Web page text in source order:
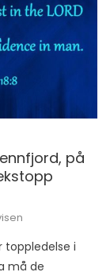
på
toppledelse i
må de